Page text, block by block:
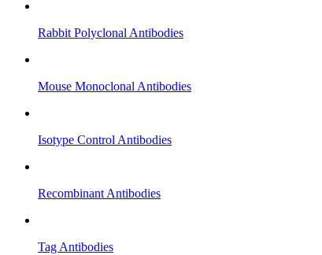
Rabbit Polyclonal Antibodies
Mouse Monoclonal Antibodies
Isotype Control Antibodies
Recombinant Antibodies
Tag Antibodies